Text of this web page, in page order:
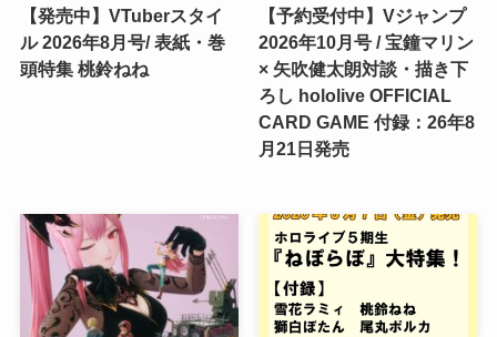
【発売中】VTuberスタイ
ル 2026年8月号/ 表紙・巻
頭特集 桃鈴ねね
【予約受付中】Vジャンプ
2026年10月号 / 宝鐘マリン
× 矢吹健太朗対談・描き下
ろし hololive OFFICIAL
CARD GAME 付録：26年8
月21日発売